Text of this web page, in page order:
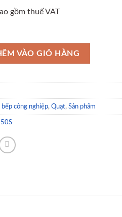
gồm thuế VAT
steam; LM1 LM2; B-D(G) Rational
VÀO GIỎ HÀNG
bếp công nghiệp, Quạt, Sản phẩm